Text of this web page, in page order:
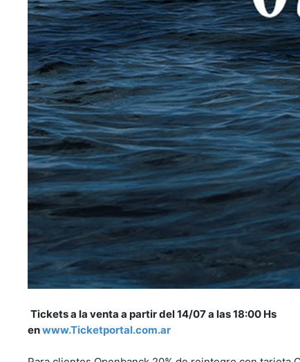
Tickets a la venta a partir del 14/07 a las 18:00 Hs
enwww.Ticketportal.com.ar